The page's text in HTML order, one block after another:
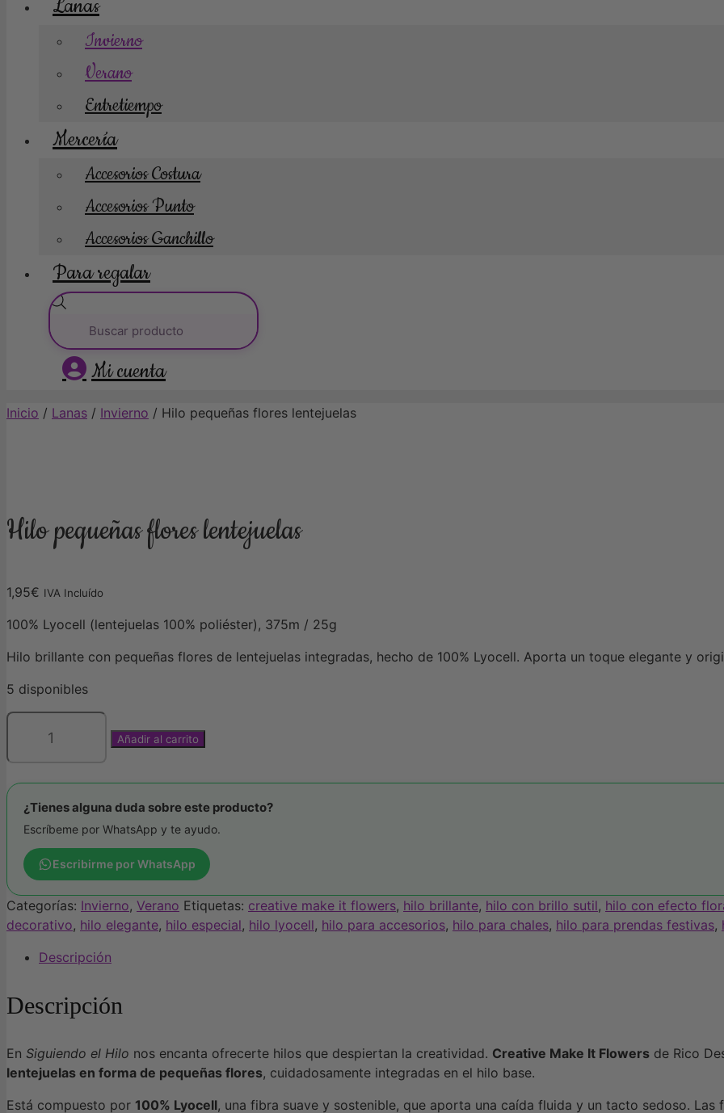
Lanas
Invierno
Verano
Entretiempo
Mercería
Accesorios Costura
Accesorios Punto
Accesorios Ganchillo
Para regalar
Mi cuenta
Inicio / Lanas / Invierno / Hilo pequeñas flores lentejuelas
Hilo pequeñas flores lentejuelas
1,95€ IVA Incluído
100% Lyocell (lentejuelas 100% poliéster), 375m / 25g
Hilo brillante con pequeñas flores de lentejuelas integradas, hecho de 100% Lyocell. Aporta un toque elegante y
5 disponibles
pequeñas
flores
lentejuelas
cantidad
Añadir al carrito
¿Tienes alguna duda sobre este producto?
Escríbeme por WhatsApp y te ayudo.
Escribirme por WhatsApp
Categorías: Invierno, Verano Etiquetas: creative make it flowers, hilo brillante, hilo con brillo sutil, hilo con efecto
decorativo, hilo elegante, hilo especial, hilo lyocell, hilo para accesorios, hilo para chales, hilo para prendas festivas,
Descripción
Descripción
En Siguiendo el Hilo nos encanta ofrecerte hilos que despiertan la creatividad. Creative Make It Flowers de Rico
lentejuelas en forma de pequeñas flores, cuidadosamente integradas en el hilo base.
Está compuesto por 100% Lyocell, una fibra suave y sostenible, que aporta una caída fluida y un tacto sedoso. Las